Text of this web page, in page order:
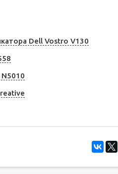
Dell Vostro V130